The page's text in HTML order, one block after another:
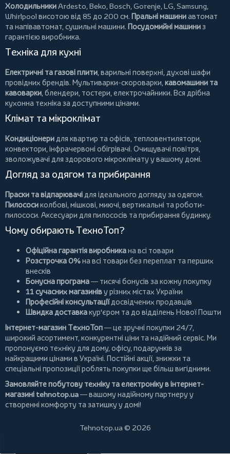
ХолодильникиArdesto,Beko,Bosch,Gorenje,LG,Samsung,
Whirlpool висотою від 85 до 200 см. Пральні машиниавтомат
та напівавтомат,сушильні машини. Посудомийні машиниз
гарантією виробника.
Техніка для кухні
Електричні та газові плити, варильні поверхні, духові шафи
провідних брендів. Мультиварки-скороварки,кавомашини та
кавоварки,блендери, тостери,електрочайники. Вся дрібна
кухонна техніка за доступними цінами.
Клімат та мікроклімат
Кондиціонеридля квартир та офісів, тепловентилятори,
конвектори,інфрачервоні обігрівачі. Очищувачі повітря,
зволожувачі для здорового мікроклімату у вашому домі.
Догляд за одягом та прибирання
Праски та відпарювачідля ідеального догляду за одягом.
Пилососиколбові,мішкові,миючі,вертикальні тароботи-
пилососи. Аксесуари для пилососів та прибирання будинку.
Чому обирають ТехноТоп?
Офіційна гарантія виробникана всі товари
Розстрочка 0%на всі товари без переплат та перших
внесків
Бонусна програма— тисячі бонусів за кожну покупку
11 сучасних магазиніву різних містах України
Професійні консультаціїдосвідчених продавців
Швидка доставкакур'єром та до відділень Нової Пошти
Інтернет-магазин ТехноТоп— це зручні покупки 24/7,
широкий асортимент, конкурентні ціни та надійний сервіс. Ми
пропонуємо техніку для дому, офісу, подарунків за
найкращими цінами в Україні. Постійні акції, знижки та
спеціальні пропозиції роблять покупки ще більш вигідними.
Замовляйте побутову техніку та електроніку в інтернет-
магазині tehnotop.ua— вашому надійному партнеру у
створенні комфорту та затишку у домі!
Tehnotop.ua © 2026